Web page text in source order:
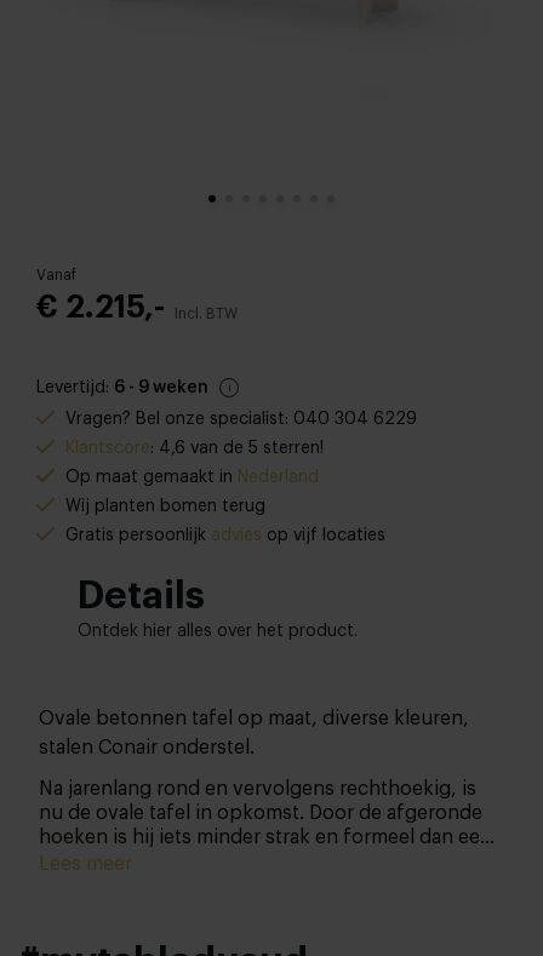
Vanaf
€ 2.215,- Incl. BTW
Levertijd: 6 - 9 weken
Vragen? Bel onze specialist: 040 304 6229
Klantscore: 4,6 van de 5 sterren!
Op maat gemaakt in Nederland
Wij planten bomen terug
Gratis persoonlijk advies op vijf locaties
Details
Ontdek hier alles over het product.
Ovale betonnen tafel op maat, diverse kleuren,
stalen Conair onderstel.
Na jarenlang rond en vervolgens rechthoekig, is
nu de ovale tafel in opkomst. Door de afgeronde
hoeken is hij iets minder strak en formeel dan een
rechthoekige tafel, maar juist daardoor kunnen er
Lees meer